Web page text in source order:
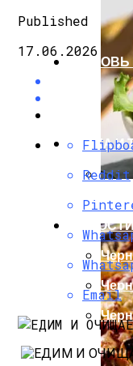
ЛЮБОВЬ
НАУКА И
Published
17.06.2026
Reddit
Email